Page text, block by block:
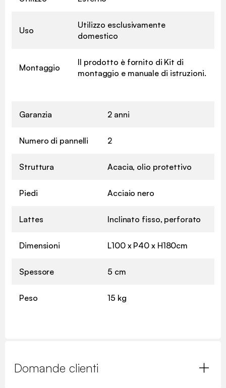
Uso
Utilizzo esclusivamente
domestico
Montaggio
Il prodotto è fornito di Kit di
montaggio e manuale di istruzioni.
Garanzia 2 anni
Numero di pannelli 2
Struttura Acacia, olio protettivo
Piedi Acciaio nero
Lattes Inclinato fisso, perforato
Dimensioni L100 x P40 x H180cm
Spessore 5 cm
Peso 15 kg
Domande clienti